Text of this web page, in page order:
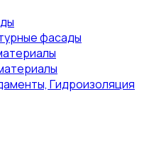
фасады
Гидроизоляция